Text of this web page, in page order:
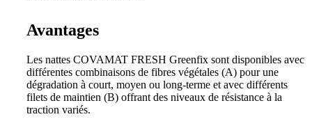
Avantages
Les nattes COVAMAT FRESH Greenfix sont disponibles avec
différentes combinaisons de fibres végétales (A) pour une
dégradation à court, moyen ou long-terme et avec différents
filets de maintien (B) offrant des niveaux de résistance à la
traction variés.